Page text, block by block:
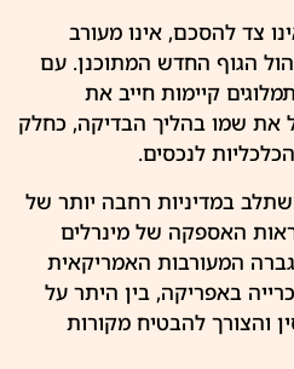
צד להסכם, אינו מעורב
הגוף החדש המתוכנן. עם
קיימות חייב את
את שמו בהליך הבדיקה, כחלק
לנכסים.
במדיניות רחבה יותר של
האספקה של מינרלים
המעורבות האמריקאית
באפריקה, בין היתר על
והצורך להבטיח מקורות